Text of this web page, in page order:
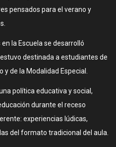
pensados para el verano y
la Escuela se desarrolló
destinada a estudiantes de
y de la Modalidad Especial.
política educativa y social,
durante el receso
experiencias lúdicas,
del formato tradicional del aula.